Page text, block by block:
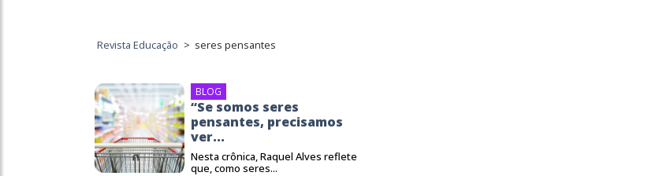
Revista Educação > seres pensantes
BLOG
“Se somos seres
pensantes, precisamos
ver...
Nesta crônica, Raquel Alves reflete
que, como seres...